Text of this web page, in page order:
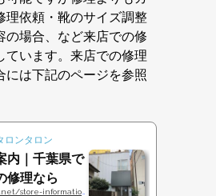
理依頼・靴のサイズ調整
の場合、など来店での修
ています。来店での修理
には下記のページを参照
ロンタロン
内｜千葉県で
修理なら